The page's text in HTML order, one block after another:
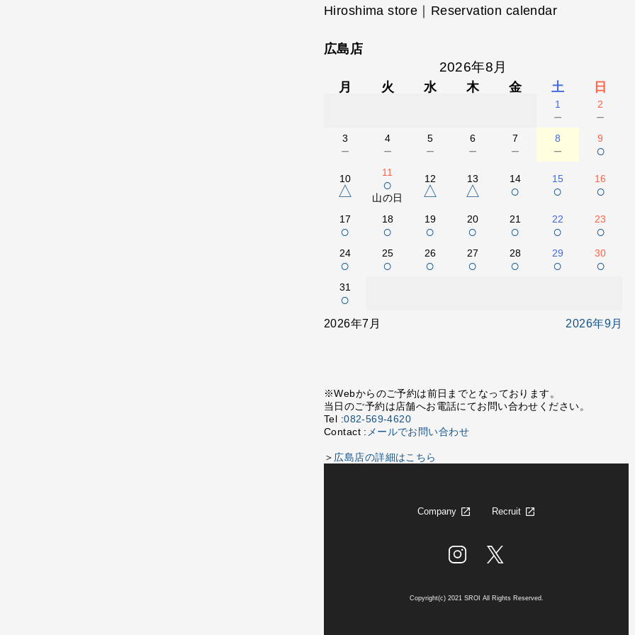
Hiroshima store｜Reservation calendar
広島店
2026年8月
月 火 水 木 金 土 日
1
－
2
－
3
－
4
－
5
－
6
－
7
－
8
－
9
○
10
△
11
○
山の日
12
△
13
△
14
○
15
○
16
○
17
○
18
○
19
○
20
○
21
○
22
○
23
○
24
○
25
○
26
○
27
○
28
○
29
○
30
○
31
○
2026年7月 2026年9月
※Webからのご予約は前日までとなっております。
当日のご予約は店舗へお電話にてお問い合わせください。
Tel :082-569-4620
Contact : メールでお問い合わせ
＞ 広島店の詳細はこちら
Company Recruit
Copyright(c) 2021 SROI All Rights Reserved.